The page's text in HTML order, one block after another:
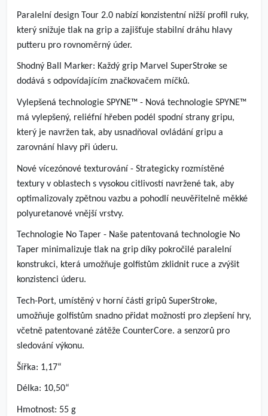
Paralelní design Tour 2.0 nabízí konzistentní nižší profil ruky,
který snižuje tlak na grip a zajišťuje stabilní dráhu hlavy
putteru pro rovnoměrný úder.
Shodný Ball Marker: Každý grip Marvel SuperStroke se
dodává s odpovídajícím značkovačem míčků.
Vylepšená technologie SPYNE™ - Nová technologie SPYNE™
má vylepšený, reliéfní hřeben podél spodní strany gripu,
který je navržen tak, aby usnadňoval ovládání gripu a
zarovnání hlavy při úderu.
Nové vícezónové texturování - Strategicky rozmístěné
textury v oblastech s vysokou citlivostí navržené tak, aby
optimalizovaly zpětnou vazbu a pohodlí neuvěřitelně měkké
polyuretanové vnější vrstvy.
Technologie No Taper - Naše patentovaná technologie No
Taper minimalizuje tlak na grip díky pokročilé paralelní
konstrukci, která umožňuje golfistům zklidnit ruce a zvýšit
konzistenci úderu.
Tech-Port, umístěný v horní části gripů SuperStroke,
umožňuje golfistům snadno přidat možnosti pro zlepšení hry,
včetně patentované zátěže CounterCore. a senzorů pro
sledování výkonu.
Šířka: 1,17“
Délka: 10,50“
Hmotnost: 55 g